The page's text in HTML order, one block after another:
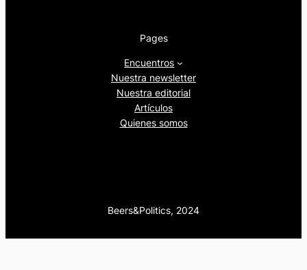
Pages
Encuentros
Nuestra newsletter
Nuestra editorial
Artículos
Quienes somos
Beers&Politics, 2024